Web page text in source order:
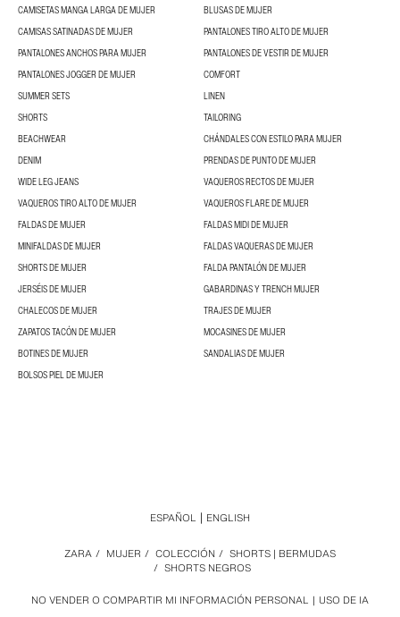
CAMISETAS MANGA LARGA DE MUJER
BLUSAS DE MUJER
CAMISAS SATINADAS DE MUJER
PANTALONES TIRO ALTO DE MUJER
PANTALONES ANCHOS PARA MUJER
PANTALONES DE VESTIR DE MUJER
PANTALONES JOGGER DE MUJER
COMFORT
SUMMER SETS
LINEN
SHORTS
TAILORING
BEACHWEAR
CHÁNDALES CON ESTILO PARA MUJER
DENIM
PRENDAS DE PUNTO DE MUJER
WIDE LEG JEANS
VAQUEROS RECTOS DE MUJER
VAQUEROS TIRO ALTO DE MUJER
VAQUEROS FLARE DE MUJER
FALDAS DE MUJER
FALDAS MIDI DE MUJER
MINIFALDAS DE MUJER
FALDAS VAQUERAS DE MUJER
SHORTS DE MUJER
FALDA PANTALÓN DE MUJER
JERSÉIS DE MUJER
GABARDINAS Y TRENCH MUJER
CHALECOS DE MUJER
TRAJES DE MUJER
ZAPATOS TACÓN DE MUJER
MOCASINES DE MUJER
BOTINES DE MUJER
SANDALIAS DE MUJER
BOLSOS PIEL DE MUJER
NO VENDER O COMPARTIR MI INFORMACIÓN PERSONAL USO DE IA
ZARA / MUJER / COLECCIÓN / SHORTS | BERMUDAS
/ SHORTS NEGROS
ESPAÑOL ENGLISH